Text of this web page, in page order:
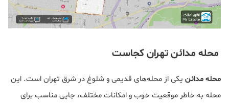
محله مدائن تهران کجاست
محله مدائن یکی از محله‌های قدیمی و شلوغ در شرق تهران است. این
محله به خاطر موقعیت خوب و امکانات مختلف، جایی مناسب برای